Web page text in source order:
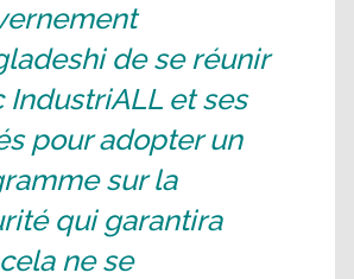
de se réunir
IndustriALL et ses
pour adopter un
sur la
qui garantira
ne se